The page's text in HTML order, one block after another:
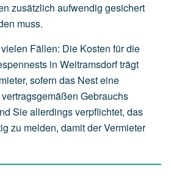
zusätzlich aufwendig gesichert
muss.
Fällen: Die Kosten für die
in Weitramsdorf trägt
, sofern das Nest eine
Gebrauchs
Sie allerdings verpflichtet, das
zu melden, damit der Vermieter